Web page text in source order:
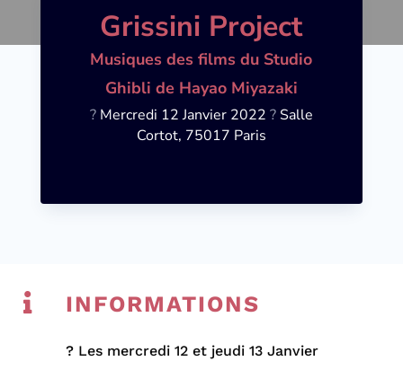
Grissini Project
Musiques des films du Studio
Ghibli de Hayao Miyazaki
? Mercredi 12 Janvier 2022 ? Salle
Cortot, 75017 Paris
 INFORMATIONS
?Les mercredi 12 et jeudi 13 Janvier